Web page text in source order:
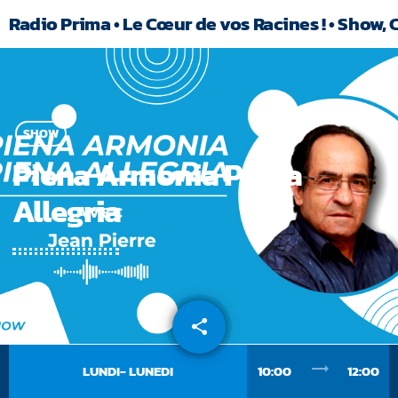
Radio Prima • Le Cœur de vos Racines ! •
SHOW
Piena Armonia Piena
Allegria
share
email
LUNDI- LUNEDI 10:00 trending_flat 12:00